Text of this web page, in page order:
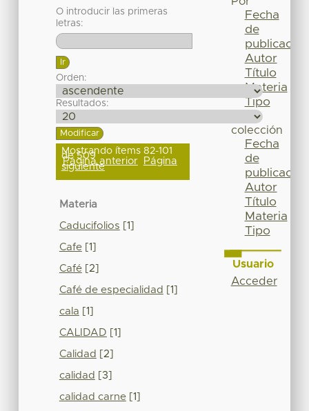
O introducir las primeras
letras:
Orden:
Resultados:
Mostrando ítems 82-101
de 509
Página anterior Página
siguiente
Materia
Caducifolios [1]
Cafe[1]
Café[2]
Café de especialidad [1]
cala [1]
CALIDAD [1]
Calidad [2]
calidad [3]
calidad carne[1]
Fecha
de
publicación
Autor
Título
Materia
Tipo
colección
Fecha
de
publicación
Autor
Título
Materia
Tipo
Usuario
Acceder